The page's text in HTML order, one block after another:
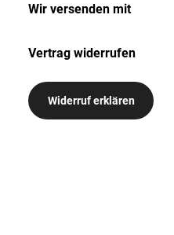
Wir versenden mit
Vertrag widerrufen
Widerruf erklären